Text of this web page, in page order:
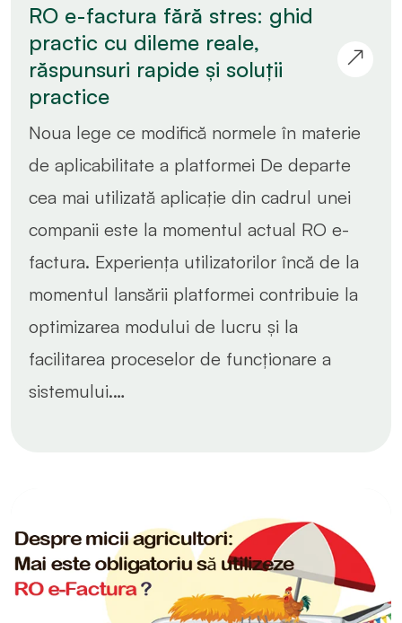
RO e-factura fără stres: ghid
practic cu dileme reale,
răspunsuri rapide și soluții
practice
Noua lege ce modifică normele în materie
de aplicabilitate a platformei De departe
cea mai utilizată aplicație din cadrul unei
companii este la momentul actual RO e-
factura. Experiența utilizatorilor încă de la
momentul lansării platformei contribuie la
optimizarea modului de lucru și la
facilitarea proceselor de funcționare a
sistemului.…